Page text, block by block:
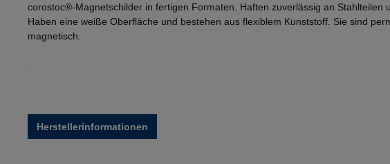
corostoc®-Magnetschilder in fertigen Formaten. Haften zuverlässig an Stahlteilen
Haben eine weiße Oberfläche und bestehen aus flexiblem Kunststoff. Sie sind
magnetisch.
Herstellerinformationen